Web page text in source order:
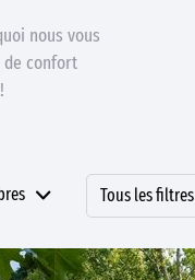
nous vous
de confort
Tous les filtres